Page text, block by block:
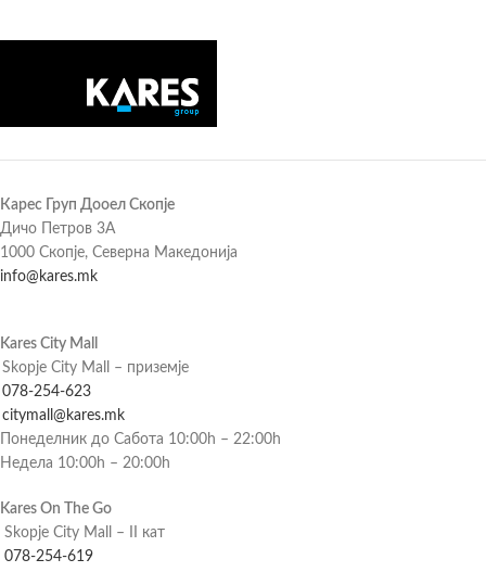
Карес Груп Дооел Скопје
Дичо Петров 3А
1000 Скопје, Северна Македонија
info@kares.mk
Kares City Mall
Skopje City Mall – приземје
078-254-623
citymall@kares.mk
Понеделник до Сабота 10:00h – 22:00h
Недела 10:00h – 20:00h
Kares On The Go
Skopje City Mall – II кат
078-254-619